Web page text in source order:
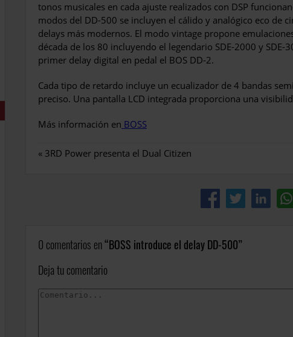
tonos musicales en cada ajuste realizados con DSP
modos del DD-500 se incluyen el cálido y analógico eco de
delays más modernos. El modo vintage propone
década de los 80 incluyendo el legendario SDE-2000 y SDE-
primer delay digital en pedal el BOS DD-2.
Cada tipo de retardo incluye un ecualizador de 4 bandas
preciso. Una pantalla LCD integrada proporciona una
Más información en BOSS
« 3RD Power presenta el Dual Citizen
0 comentarios en BOSS introduce el delay DD-500
Deja tu comentario